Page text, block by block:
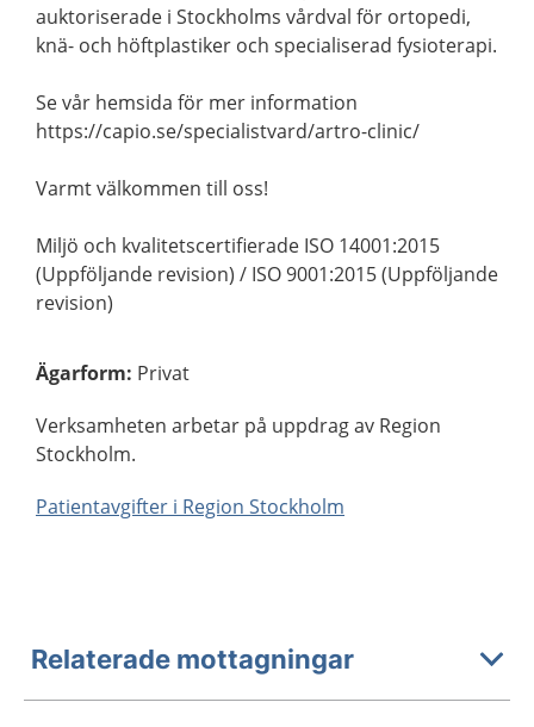
auktoriserade i Stockholms vårdval för ortopedi,
knä- och höftplastiker och specialiserad fysioterapi.
Se vår hemsida för mer information
https://capio.se/specialistvard/artro-clinic/
Varmt välkommen till oss!
Miljö och kvalitetscertifierade ISO 14001:2015
(Uppföljande revision) / ISO 9001:2015 (Uppföljande
revision)
Ägarform: Privat
Verksamheten arbetar på uppdrag av Region
Stockholm.
Patientavgifter i Region Stockholm
Relaterade mottagningar